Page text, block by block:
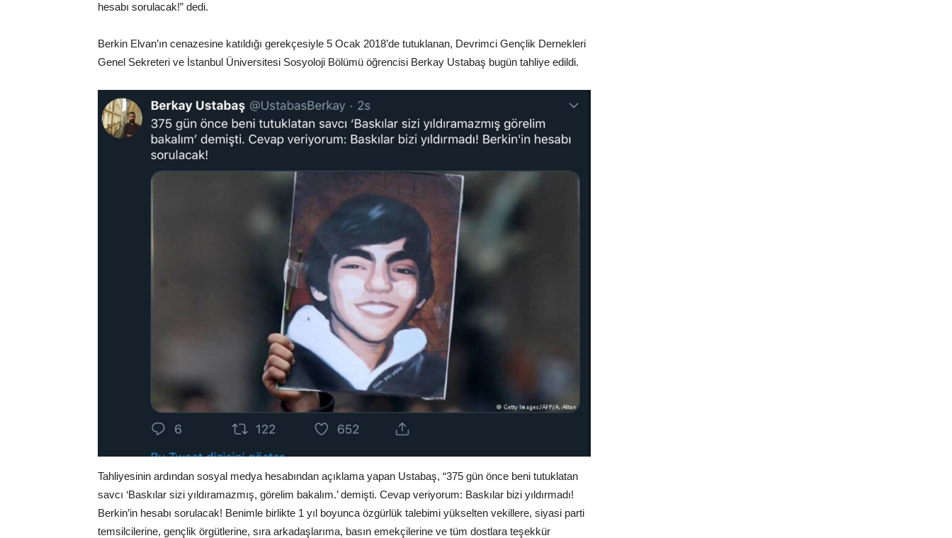
hesabı sorulacak!” dedi.
Berkin Elvan’ın cenazesine katıldığı gerekçesiyle 5 Ocak 2018’de tutuklanan, Devrimci Gençlik Dernekleri
Genel Sekreteri ve İstanbul Üniversitesi Sosyoloji Bölümü öğrencisi Berkay Ustabaş bugün tahliye edildi.
Tahliyesinin ardından sosyal medya hesabından açıklama yapan Ustabaş, “375 gün önce beni tutuklatan
savcı ‘Baskılar sizi yıldıramazmış, görelim bakalım.’ demişti. Cevap veriyorum: Baskılar bizi yıldırmadı!
Berkin’in hesabı sorulacak! Benimle birlikte 1 yıl boyunca özgürlük talebimi yükselten vekillere, siyasi parti
temsilcilerine, gençlik örgütlerine, sıra arkadaşlarıma, basın emekçilerine ve tüm dostlara teşekkür